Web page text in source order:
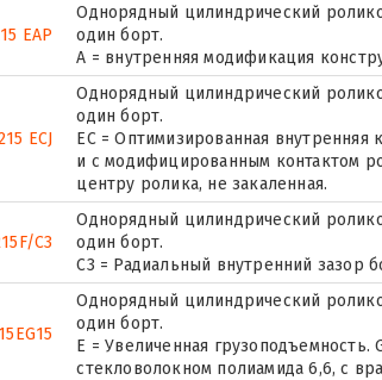
EAP
Однорядный цилиндрический
один борт.
A = внутренняя модификация
ECJ
Однорядный цилиндрический
один борт.
EC = Оптимизированная
и с модифицированным контактом
центру ролика, не закаленная.
C3
Однорядный цилиндрический
один борт.
C3 = Радиальный внутренний зазор
Однорядный цилиндрический
один борт.
E = Увеличенная
стекловолокном полиамида 6,6, с